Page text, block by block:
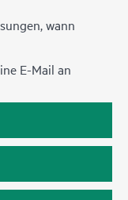
wann
E-Mail an